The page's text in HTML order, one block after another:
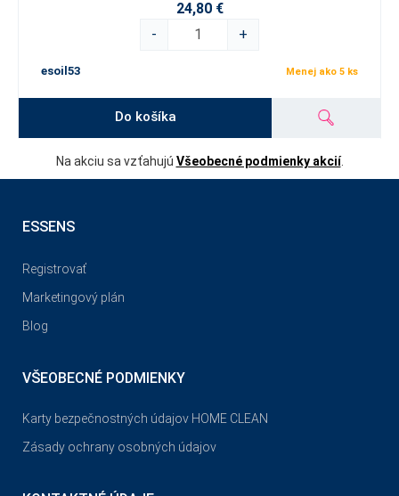
24,80 €
-
+
esoil53 Menej ako 5 ks
Do košíka
Na akciu sa vzťahujú Všeobecné podmienky akcií.
ESSENS
Registrovať
Marketingový plán
Blog
VŠEOBECNÉ PODMIENKY
Karty bezpečnostných údajov HOME CLEAN
Zásady ochrany osobných údajov